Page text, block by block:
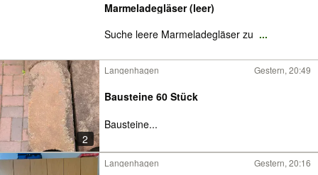
Marmeladegläser (leer)
Suche leere Marmeladegläser zu ...
2
Langenhagen Gestern, 20:49
Bausteine 60 Stück
Bausteine...
Langenhagen Gestern, 20:16